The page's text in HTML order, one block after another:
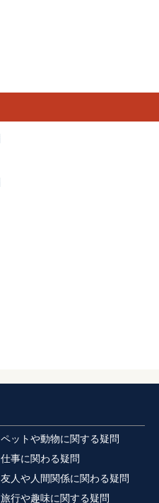
ペットや動物に関する疑問
仕事に関わる疑問
友人や人間関係に関わる疑問
旅行や趣味に関する疑問